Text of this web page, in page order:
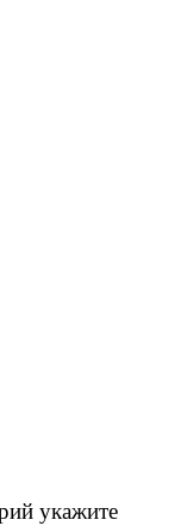
укажите